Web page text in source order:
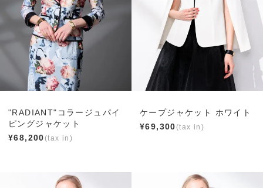
"RADIANT"コラージュパイ
ピングジャケット
¥68,200
ケープジャケット ホワイト
¥69,300